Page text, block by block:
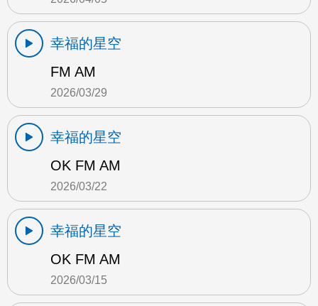
幸福的星空
FM AM
2026/03/29
幸福的星空
OK FM AM
2026/03/22
幸福的星空
OK FM AM
2026/03/15